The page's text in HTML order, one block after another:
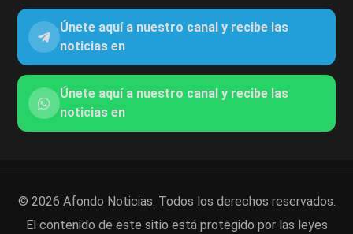
Únete aquí a nuestro canal y recibe las
noticias en
Únete aquí a nuestro canal y recibe las
noticias en
© 2026 Afondo Noticias. Todos los derechos reservados.
El contenido de este sitio está protegido por las leyes